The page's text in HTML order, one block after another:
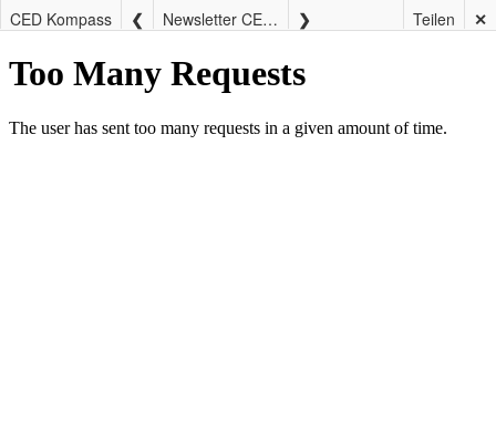
CED Kompass Newsletter CED-Kompass / Dezember 2019 ✕
Teilen